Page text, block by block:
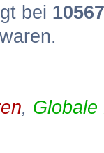
bei 10567
, Globale